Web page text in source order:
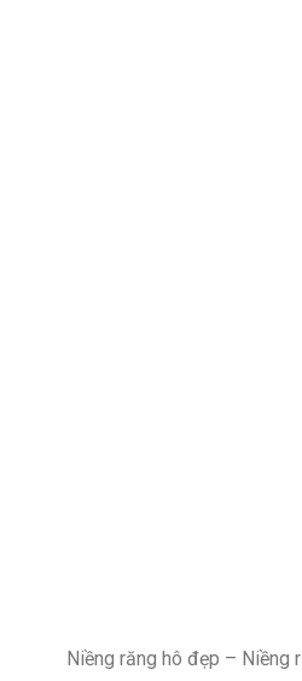
Niềng răng hô đẹp – Niềng